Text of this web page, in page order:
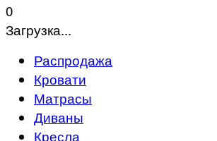
0
Загрузка...
Распродажа
Кровати
Матрасы
Диваны
Кресла